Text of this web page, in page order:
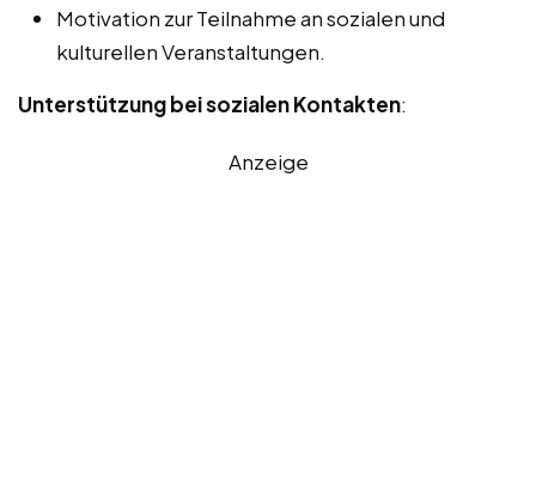
Motivation zur Teilnahme an sozialen und
kulturellen Veranstaltungen.
Unterstützung bei sozialen Kontakten:
Anzeige